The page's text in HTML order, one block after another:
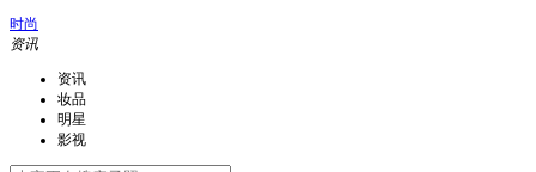
时尚
资讯
资讯
妆品
明星
影视